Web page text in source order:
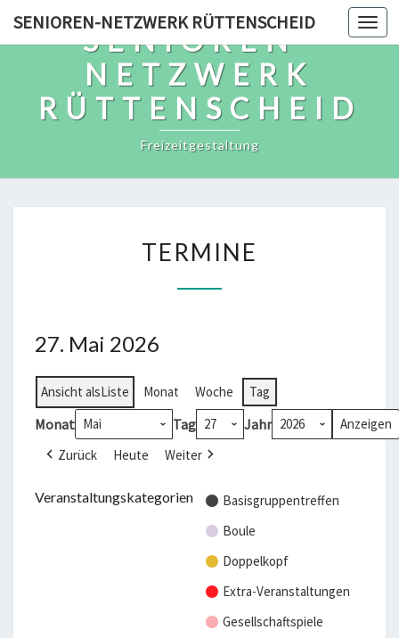
SENIOREN-NETZWERK RÜTTENSCHEID
SENIOREN-
NETZWERK
RÜTTENSCHEID
Freizeitgestaltung
TERMINE
27. Mai 2026
Ansicht alsListe Monat Woche Tag
Monat Tag Jahr
Zurück Heute Weiter
Veranstaltungskategorien
Basisgruppentreffen
Boule
Doppelkopf
Extra-Veranstaltungen
Gesellschaftspiele